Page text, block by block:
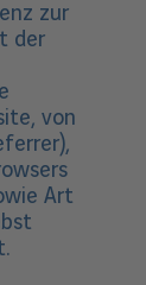
zur
der
von
Art